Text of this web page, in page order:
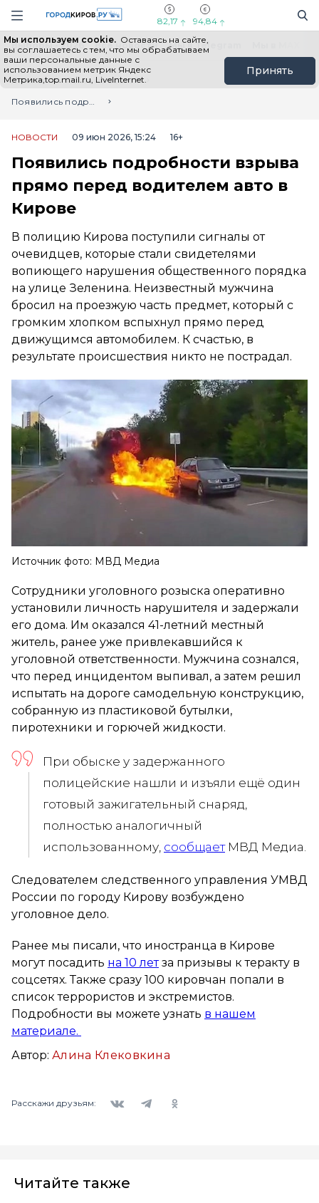
Навигация сайта
82,17 94,84
Мы используем cookie. Оставаясь на сайте,
вы соглашаетесь с тем, что мы обрабатываем
ваши персональные данные с
использованием метрик Яндекс
Метрика,top.mail.ru, LiveInternet.
Принять
Выборы - 2026 Все новости Мы в Telegram
Главная
Лента новостей
Появились подробности взрыва прямо перед водителем авто в Кирове
НОВОСТИ 09 июн 2026, 15:24 16+
Появились подробности взрыва
прямо перед водителем авто в
Кирове
В полицию Кирова поступили сигналы от
очевидцев, которые стали свидетелями
вопиющего нарушения общественного порядка
на улице Зеленина. Неизвестный мужчина
бросил на проезжую часть предмет, который с
громким хлопком вспыхнул прямо перед
движущимся автомобилем. К счастью, в
результате происшествия никто не пострадал.
Источник фото: МВД Медиа
Сотрудники уголовного розыска оперативно
установили личность нарушителя и задержали
его дома. Им оказался 41-летний местный
житель, ранее уже привлекавшийся к
уголовной ответственности. Мужчина сознался,
что перед инцидентом выпивал, а затем решил
испытать на дороге самодельную конструкцию,
собранную из пластиковой бутылки,
пиротехники и горючей жидкости.
При обыске у задержанного
полицейские нашли и изъяли ещё один
готовый зажигательный снаряд,
полностью аналогичный
использованному, сообщаетМВД Медиа.
Следователем следственного управления УМВД
России по городу Кирову возбуждено
уголовное дело.
Ранее мы писали, что иностранца в Кирове
могут посадить на 10 летза призывы к теракту в
соцсетях. Также сразу 100 кировчан попали в
список террористов и экстремистов.
Подробности вы можете узнать в нашем
материале.
Автор: Алина Клековкина
Расскажи друзьям:
Читайте также